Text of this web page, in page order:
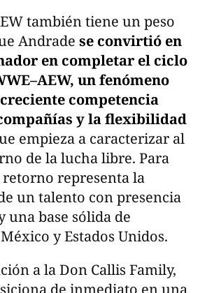
también tiene un peso
Andrade se convirtió en
en completar el ciclo
un fenómeno
competencia
y la flexibilidad
empieza a caracterizar al
de la lucha libre. Para
retorno representa la
un talento con presencia
base sólida de
y Estados Unidos.
a la Don Callis Family,